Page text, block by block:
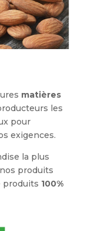
matières
les
pour
exigences.
la plus
produits
produits 100%